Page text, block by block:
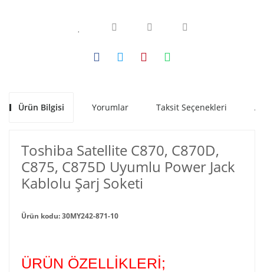
Ürün Bilgisi Yorumlar Taksit Seçenekleri
Toshiba Satellite C870, C870D,
C875, C875D Uyumlu Power Jack
Kablolu Şarj Soketi
Ürün kodu: 30MY242-871-10
ÜRÜN ÖZELLİKLERİ;